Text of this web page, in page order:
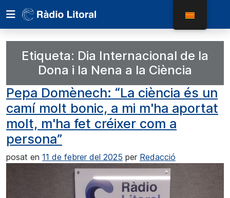
Etiqueta: Dia Internacional de la
Dona i la Nena a la Ciència
Pepa Domènech: “La ciència és un
camí molt bonic, a mi m'ha aportat
molt, m'ha fet créixer com a
persona”
posat en 11 de febrer del 2025 per Redacció